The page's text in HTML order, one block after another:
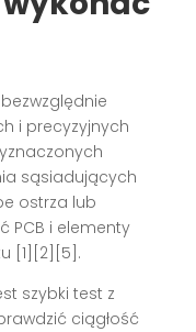
i precyzyjnych
sąsiadujących
ostrza lub
PCB i elementy
[1][2][5].
szybki test z
ciągłość